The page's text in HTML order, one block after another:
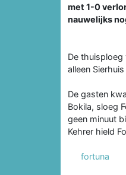
met 1-0
nauwelijks
De thuisploeg
alleen
De gasten
Bokila, sloeg
geen minuut
Kehrer hield
fortuna